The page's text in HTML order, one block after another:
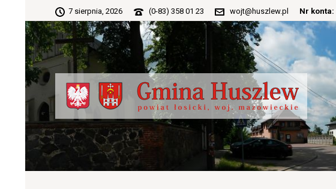
7 sierpnia, 2026 (0-83) 358 01 23 wojt@huszlew.pl Nr konta: